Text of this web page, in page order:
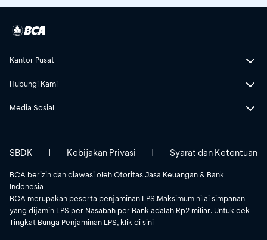
Kantor Pusat
Hubungi Kami
Media Sosial
BCA berizin dan diawasi oleh Otoritas Jasa Keuangan & Bank
Indonesia
BCA merupakan peserta penjaminan LPS.Maksimum nilai simpanan
yang dijamin LPS per Nasabah per Bank adalah Rp2 miliar. Untuk cek
Tingkat Bunga Penjaminan LPS, klik di sini
SBDK | Kebijakan Privasi | Syarat dan Ketentuan